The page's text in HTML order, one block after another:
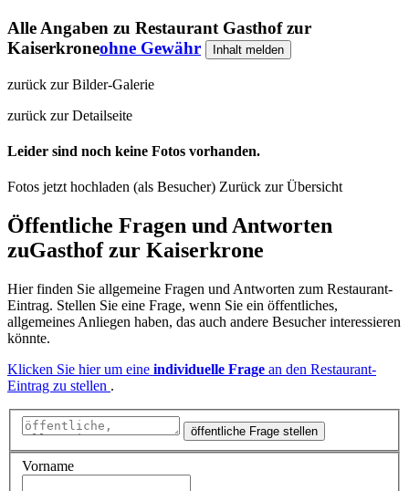
Alle Angaben zu Restaurant Gasthof zur
Kaiserkroneohne Gewähr Inhalt melden
zurück zur Bilder-Galerie
zurück zur Detailseite
Leider sind noch keine Fotos vorhanden.
Fotos jetzt hochladen (als Besucher) Zurück zur Übersicht
Öffentliche Fragen und Antworten
zuGasthof zur Kaiserkrone
Hier finden Sie allgemeine Fragen und Antworten zum Restaurant-
Eintrag. Stellen Sie eine Frage, wenn Sie ein öffentliches,
allgemeines Anliegen haben, das auch andere Besucher interessieren
könnte.
Klicken Sie hier um eine individuelle Frage an den Restaurant-
Eintrag zu stellen .
öffentliche Frage stellen
Vorname